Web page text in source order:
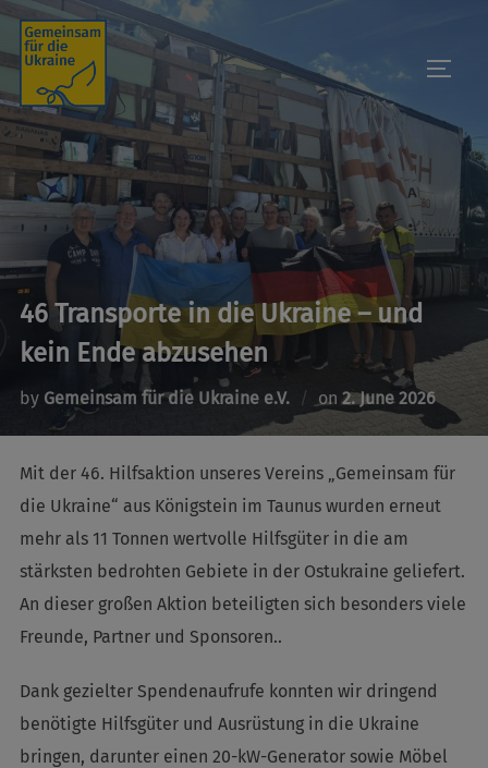
Skip
content
46 Transporte in die Ukraine – und
kein Ende abzusehen
by Gemeinsam für die Ukraine e.V. onPosted
2. June 2026
Mit der 46. Hilfsaktion unseres Vereins „Gemeinsam für
die Ukraine“ aus Königstein im Taunus wurden erneut
mehr als 11 Tonnen wertvolle Hilfsgüter in die am
stärksten bedrohten Gebiete in der Ostukraine geliefert.
An dieser großen Aktion beteiligten sich besonders viele
Freunde, Partner und Sponsoren..
Dank gezielter Spendenaufrufe konnten wir dringend
benötigte Hilfsgüter und Ausrüstung in die Ukraine
bringen, darunter einen 20-kW-Generator sowie Möbel